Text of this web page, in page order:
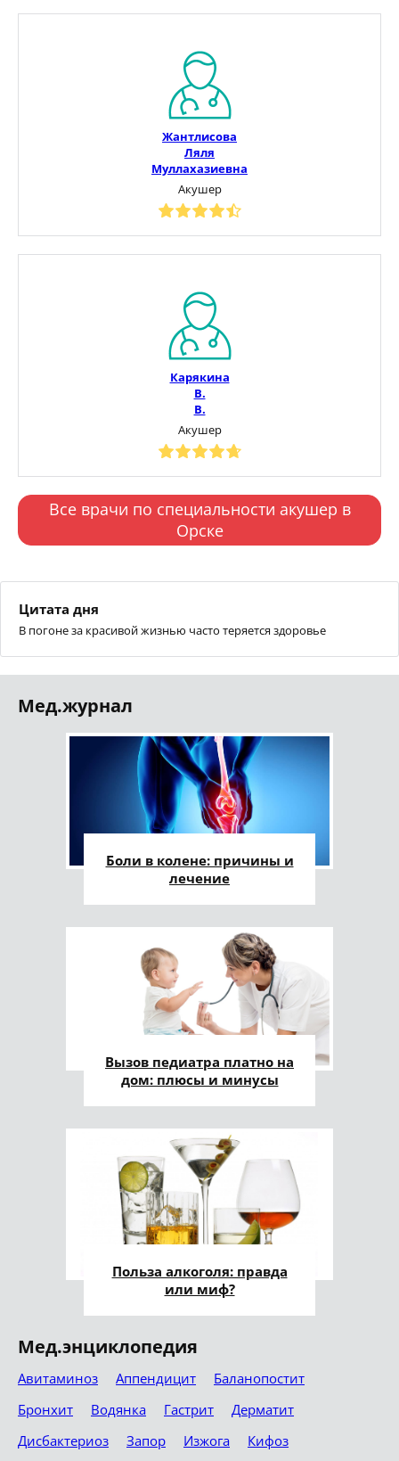
Жантлисова
Ляля
Муллахазиевна
Акушер
Карякина
В.
В.
Акушер
Все врачи по специальности акушер в
Орске
Цитата дня
В погоне за красивой жизнью часто теряется здоровье
Мед.журнал
Боли в колене: причины и
лечение
Вызов педиатра платно на
дом: плюсы и минусы
Польза алкоголя: правда
или миф?
Мед.энциклопедия
Авитаминоз Аппендицит
Баланопостит
Бронхит
Водянка Гастрит
Дерматит
Дисбактериоз
Запор Изжога Кифоз